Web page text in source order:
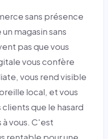
sans présence
magasin sans
pas que vous
vous confère
vous rend visible
local, et vous
que le hasard
à vous. C'est